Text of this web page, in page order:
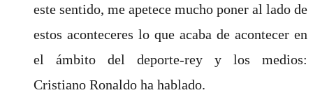
este sentido, me apetece mucho poner al lado de
estos aconteceres lo que acaba de acontecer en
el ámbito del deporte-rey y los medios:
Cristiano Ronaldo ha hablado.